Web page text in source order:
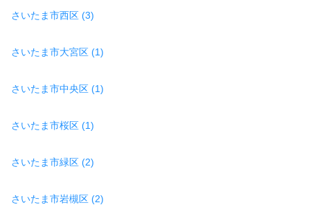
さいたま市西区 (3)
さいたま市大宮区 (1)
さいたま市中央区 (1)
さいたま市桜区 (1)
さいたま市緑区 (2)
さいたま市岩槻区 (2)